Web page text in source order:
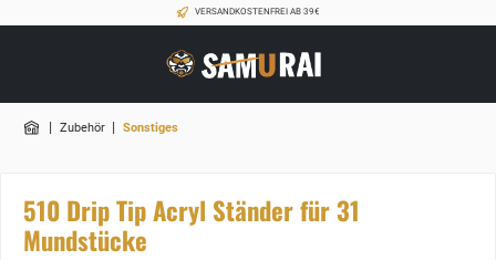
VERSANDKOSTENFREI AB 39€
| Zubehör | Sonstiges
510 Drip Tip Acryl Ständer für 31
Mundstücke